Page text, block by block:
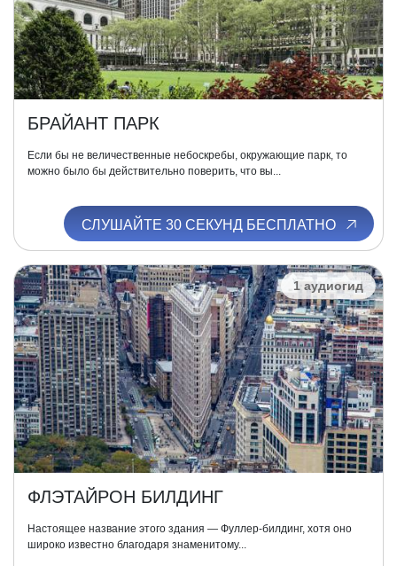
БРАЙАНТ ПАРК
Если бы не величественные небоскребы, окружающие парк, то
можно было бы действительно поверить, что вы...
СЛУШАЙТЕ 30 СЕКУНД БЕСПЛАТНО
1 аудиогид
ФЛЭТАЙРОН БИЛДИНГ
Настоящее название этого здания — Фуллер-билдинг, хотя оно
широко известно благодаря знаменитому...